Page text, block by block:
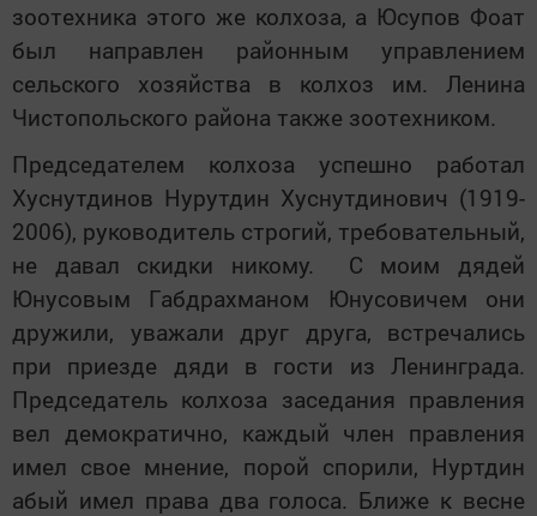
зоотехника этого же колхоза, а Юсупов Фоат
был направлен районным управлением
сельского хозяйства в колхоз им. Ленина
Чистопольского района также зоотехником.
Председателем колхоза успешно работал
Хуснутдинов Нурутдин Хуснутдинович (1919-
2006), руководитель строгий, требовательный,
не давал скидки никому. С моим дядей
Юнусовым Габдрахманом Юнусовичем они
дружили, уважали друг друга, встречались
при приезде дяди в гости из Ленинграда.
Председатель колхоза заседания правления
вел демократично, каждый член правления
имел свое мнение, порой спорили, Нуртдин
абый имел права два голоса. Ближе к весне